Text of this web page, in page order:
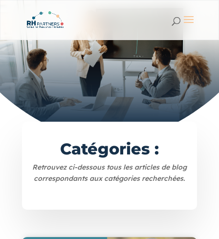
Catégories :
Retrouvez ci-dessous tous les articles de blog
correspondants aux catégories recherchées.